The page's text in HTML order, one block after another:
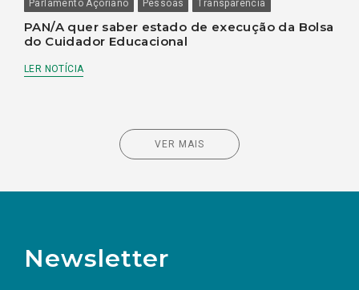
Parlamento Açoriano
Pessoas Transparência
PAN/A quer saber estado de execução da Bolsa
do Cuidador Educacional
LER NOTÍCIA
VER MAIS
Newsletter